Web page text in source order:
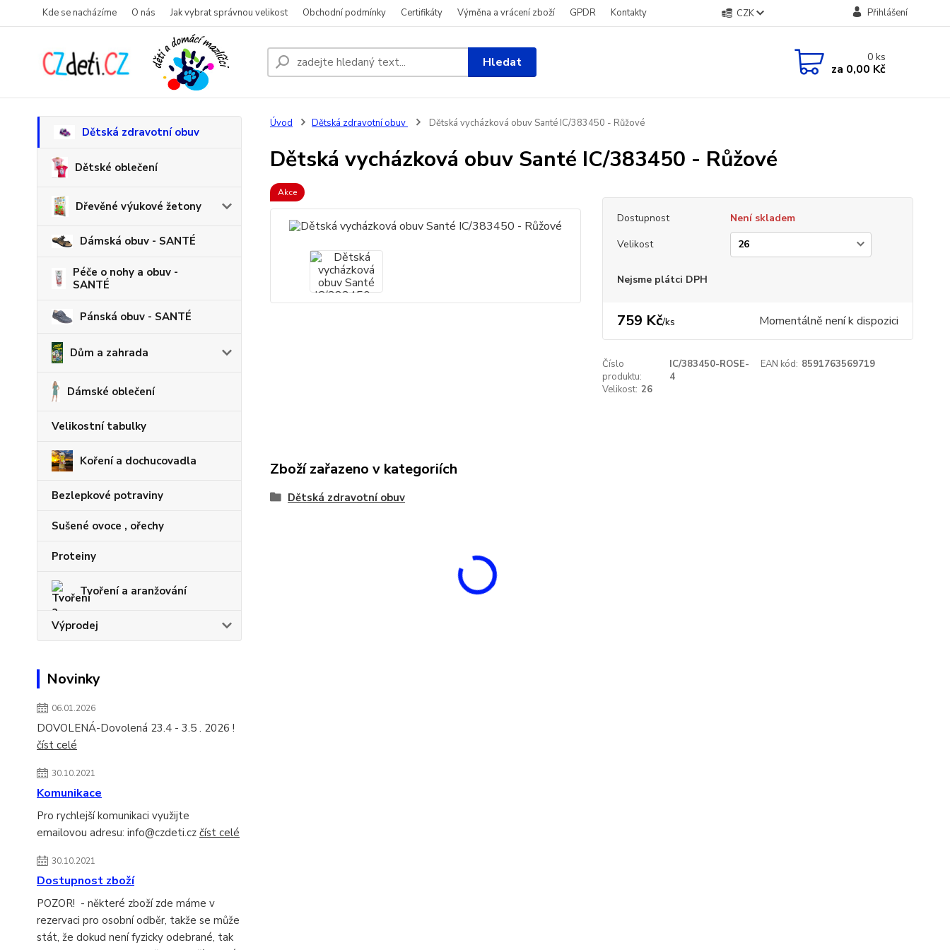
Kde se nacházíme O nás Jak vybrat správnou velikost Obchodní podmínky Certifikáty Výměna a vrácení zboží GPDR Kontakty CZK Přihlášení
Hledat 0ks
za 0,00 Kč
Dětská zdravotní obuv
Dětské oblečení
Dřevěné výukové žetony
Dámská obuv - SANTÉ
Péče o nohy a obuv -
SANTÉ
Pánská obuv - SANTÉ
Dům a zahrada
Dámské oblečení
Velikostní tabulky
Koření a dochucovadla
Bezlepkové potraviny
Sušené ovoce , ořechy
Proteiny
Tvoření a aranžování
Výprodej
Novinky
06.01.2026
DOVOLENÁ-Dovolená 23.4 - 3.5 . 2026 !
číst celé
30.10.2021
Komunikace
Pro rychlejší komunikaci využijte
emailovou adresu: info@czdeti.cz číst celé
30.10.2021
Dostupnost zboží
POZOR! - některé zboží zde máme v
rezervaci pro osobní odběr, takže se může
stát, že dokud není fyzicky odebrané, tak
Úvod Dětská zdravotní obuv Dětská vycházková obuv Santé IC/383450 - Růžové
Dětská vycházková obuv Santé IC/383450 - Růžové
Akce
Dostupnost
Není skladem
Velikost
Nejsme plátci DPH
759 Kč/ks Momentálně není k dispozici
Číslo
produktu:
IC/383450-ROSE-
4
EAN kód: 8591763569719
Velikost: 26
Zboží zařazeno v kategoriích
Dětská zdravotní obuv